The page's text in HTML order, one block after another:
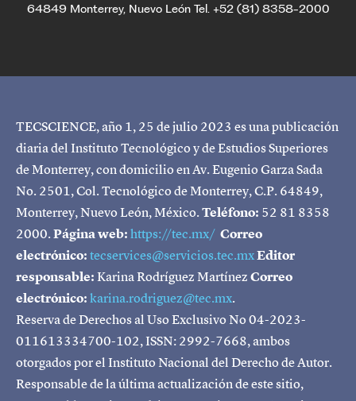
64849 Monterrey, Nuevo León Tel. +52 (81) 8358-2000
TECSCIENCE, año 1, 25 de julio 2023 es una publicación
diaria del Instituto Tecnológico y de Estudios Superiores
de Monterrey, con domicilio en Av. Eugenio Garza Sada
No. 2501, Col. Tecnológico de Monterrey, C.P. 64849,
Monterrey, Nuevo León, México.Teléfono: 52 81 8358
2000.Página web:https://tec.mx/ Correo
electrónico:tecservices@servicios.tec.mxEditor
responsable:Karina Rodríguez MartínezCorreo
electrónico:karina.rodriguez@tec.mx.
Reserva de Derechos al Uso Exclusivo No 04-2023-
011613334700-102, ISSN: 2992-7668, ambos
otorgados por el Instituto Nacional del Derecho de Autor.
Responsable de la última actualización de este sitio,